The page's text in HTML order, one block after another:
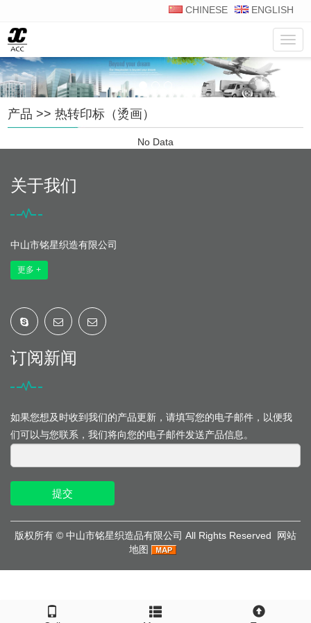
CHINESE ENGLISH
菜
单
产品 >>热转印标（烫画）
No Data
关于我们
中山市铭星织造有限公司
更多 +
订阅新闻
如果您想及时收到我们的产品更新，请填写您的电子邮件，以便我
们可以与您联系，我们将向您的电子邮件发送产品信息。
提交
版权所有 © 中山市铭星织造品有限公司 All Rights Reserved
网站
地图